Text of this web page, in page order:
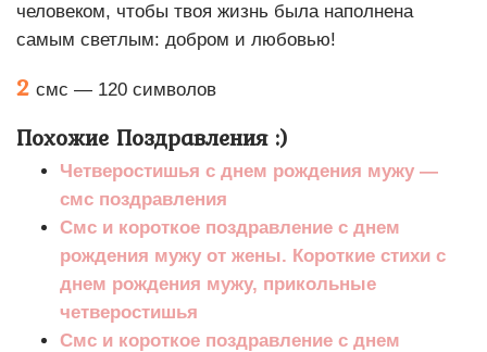
человеком, чтобы твоя жизнь была наполнена
самым светлым: добром и любовью!
2 смс — 120 символов
Похожие Поздравления :)
Четверостишья с днем рождения мужу —
смс поздравления
Смс и короткое поздравление с днем
рождения мужу от жены. Короткие стихи с
днем рождения мужу, прикольные
четверостишья
Смс и короткое поздравление с днем